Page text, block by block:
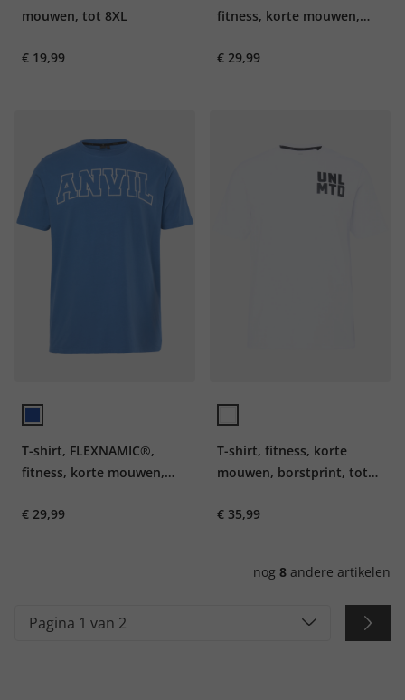
mouwen, tot 8XL
€ 19,99
fitness, korte mouwen,
€ 29,99
T-shirt, FLEXNAMIC®,
fitness, korte mouwen,
€ 29,99
T-shirt, fitness, korte
mouwen, borstprint, tot
€ 35,99
nog 8 andere artikelen
Pagina 1 van 2